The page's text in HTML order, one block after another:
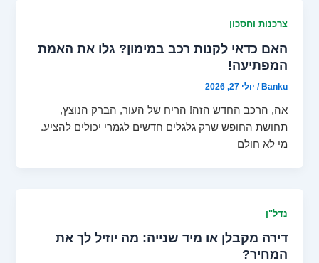
צרכנות וחסכון
האם כדאי לקנות רכב במימון? גלו את האמת
המפתיעה!
Banku
/ יולי 27, 2026
אה, הרכב החדש הזה! הריח של העור, הברק הנוצץ,
תחושת החופש שרק גלגלים חדשים לגמרי יכולים להציע.
מי לא חולם
נדל"ן
דירה מקבלן או מיד שנייה: מה יוזיל לך את
המחיר?